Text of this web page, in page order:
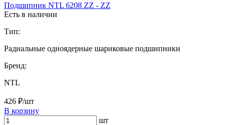
Подшипник NTL 6208 ZZ - ZZ
Есть в наличии
Тип:
Радиальные одноядерные шариковые подшипники
Бренд:
NTL
426 ₽/шт
В корзину
шт